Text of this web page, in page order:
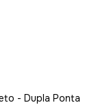
- Dupla Ponta